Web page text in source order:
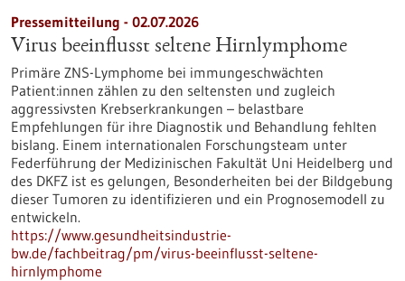
Pressemitteilung - 02.07.2026
Virus beeinflusst seltene Hirnlymphome
Primäre ZNS-Lymphome bei immungeschwächten
Patient:innen zählen zu den seltensten und zugleich
aggressivsten Krebserkrankungen – belastbare
Empfehlungen für ihre Diagnostik und Behandlung fehlten
bislang. Einem internationalen Forschungsteam unter
Federführung der Medizinischen Fakultät Uni Heidelberg und
des DKFZ ist es gelungen, Besonderheiten bei der Bildgebung
dieser Tumoren zu identifizieren und ein Prognosemodell zu
entwickeln.
https://www.gesundheitsindustrie-
bw.de/fachbeitrag/pm/virus-beeinflusst-seltene-
hirnlymphome